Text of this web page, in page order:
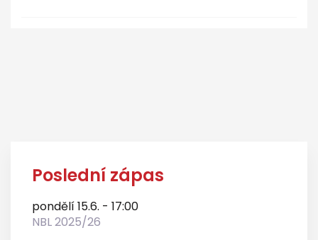
Poslední zápas
pondělí 15.6. - 17:00
NBL 2025/26